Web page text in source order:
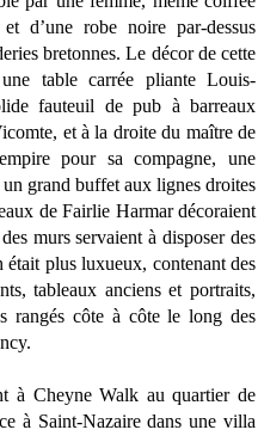
d’une robe noire par-dessus
bretonnes. Le décor de cette
table carrée pliante Louis-
fauteuil de pub à barreaux
et à la droite du maître de
pour sa compagne, une
grand buffet aux lignes droites
de Fairlie Harmar décoraient
murs servaient à disposer des
plus luxueux, contenant des
tableaux anciens et portraits,
rangés côte à côte le long des
à Cheyne Walk au quartier de
à Saint-Nazaire dans une villa